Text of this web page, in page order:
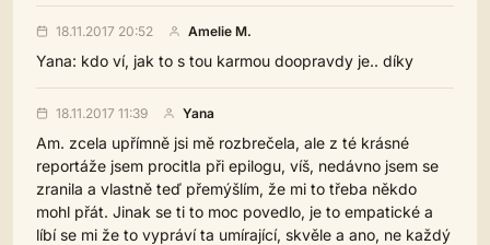
18.11.2017 20:52 Amelie M.
Yana: kdo ví, jak to s tou karmou doopravdy je.. díky
18.11.2017 11:39 Yana
Am. zcela upřímně jsi mě rozbrečela, ale z té krásné
reportáže jsem procitla při epilogu, víš, nedávno jsem se
zranila a vlastně teď přemýšlím, že mi to třeba někdo
mohl přát. Jinak se ti to moc povedlo, je to empatické a
líbí se mi že to vypráví ta umírající, skvěle a ano, ne každý